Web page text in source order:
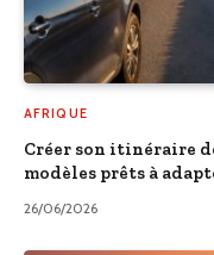
AFRIQUE
Créer son itinéraire
modèles prêts à
26/06/2026